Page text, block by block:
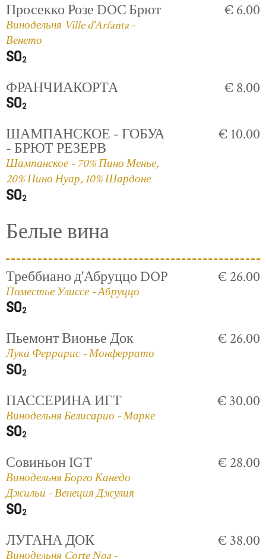
Просекко Розе DOC Брют
Винодельня Ville d'Arfanta -
Венето
€ 6.00
ФРАНЧИАКОРТА € 8.00
ШАМПАНСКОЕ - ГОБУА
- БРЮТ РЕЗЕРВ
Шампанское - 70% Пино Менье,
20% Пино Нуар, 10% Шардоне
€ 10.00
Белые вина
Треббиано д'Абруццо DOP
Поместье Улиссе - Абруццо
€ 26.00
Пьемонт Вионье Док
Лука Феррарис - Монферрато
€ 26.00
ПАССЕРИНА ИГТ
Винодельня Белисарио - Марке
€ 30.00
Совиньон IGT
Винодельня Борго Канедо
Джильи - Венеция Джулия
€ 28.00
ЛУГАНА ДОК
Винодельня Corte Noa -
€ 38.00